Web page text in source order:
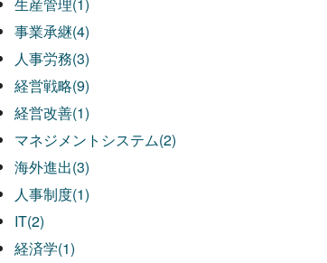
事業承継(4)
人事労務(3)
経営戦略(9)
経営改善(1)
マネジメントシステム(2)
海外進出(3)
人事制度(1)
IT(2)
経済学(1)